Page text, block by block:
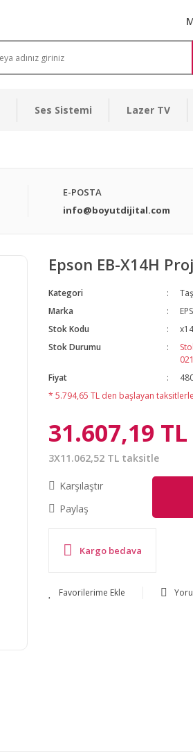
Ses Sistemi Lazer TV
E-POSTA
info@boyutdijital.com
Epson EB-X14H
Kategori
Marka
Stok Kodu
Stok Durumu
Fiyat
* 5.794,65 TL den başlayan
31.607,19 TL
3X11.062,52 TL taksitle
Karşılaştır
Paylaş
Kargo bedava